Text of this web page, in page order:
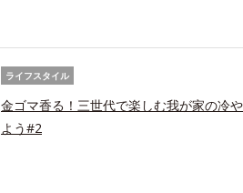
ライフスタイル
金ゴマ香る！三世代で楽しむ我が家の冷
よう#2